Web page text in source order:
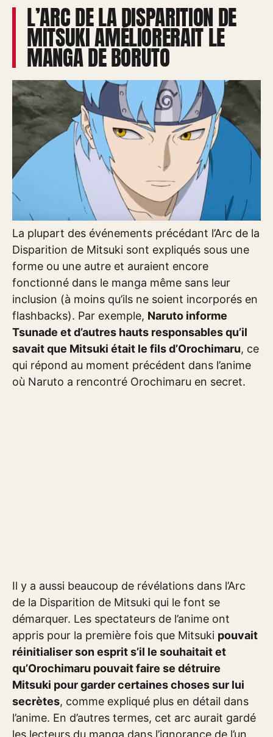
L’ARC DE LA DISPARITION DE
MITSUKI AMÉLIORERAIT LE
MANGA DE BORUTO
La plupart des événements précédant l’Arc de la
Disparition de Mitsuki sont expliqués sous une
forme ou une autre et auraient encore
fonctionné dans le manga même sans leur
inclusion (à moins qu’ils ne soient incorporés en
flashbacks). Par exemple, Naruto informe
Tsunade et d’autres hauts responsables qu’il
savait que Mitsuki était le fils d’Orochimaru, ce
qui répond au moment précédent dans l’anime
où Naruto a rencontré Orochimaru en secret.
Il y a aussi beaucoup de révélations dans l’Arc
de la Disparition de Mitsuki qui le font se
démarquer. Les spectateurs de l’anime ont
appris pour la première fois que Mitsuki pouvait
réinitialiser son esprit s’il le souhaitait et
qu’Orochimaru pouvait faire se détruire
Mitsuki pour garder certaines choses sur lui
secrètes, comme expliqué plus en détail dans
l’anime. En d’autres termes, cet arc aurait gardé
les lecteurs du manga dans l’ignorance de l’un